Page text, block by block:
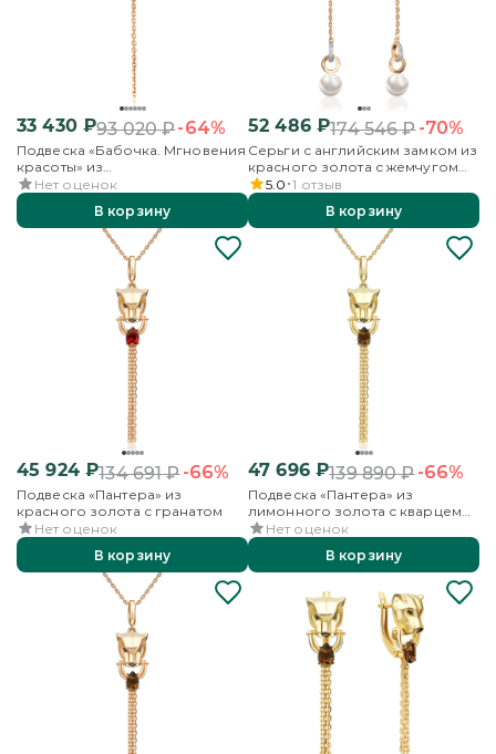
33 430₽93 020₽-64%
Подвеска «Бабочка. Мгновения
красоты» из
комбинированного золота с
бриллиантами
Нет оценок
В корзину
52 486₽174 546₽-70%
Серьги с английским замком из
красного золота с жемчугом
культивированным и
фианитами
5.0 1 отзыв
В корзину
45 924₽134 691₽-66%
Подвеска «Пантера» из
красного золота с гранатом
Нет оценок
В корзину
47 696₽139 890₽-66%
Подвеска «Пантера» из
лимонного золота с кварцем
дымчатым
Нет оценок
В корзину